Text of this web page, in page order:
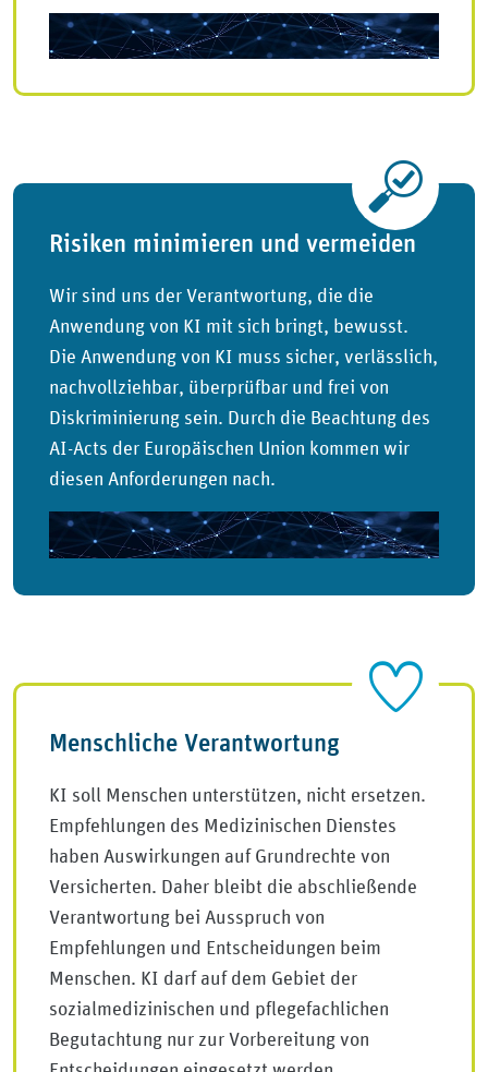
Risiken minimieren und vermeiden
Wir sind uns der Verantwortung, die die
Anwendung von KI mit sich bringt, bewusst.
Die Anwendung von KI muss sicher, verlässlich,
nachvollziehbar, überprüfbar und frei von
Diskriminierung sein. Durch die Beachtung des
AI-Acts der Europäischen Union kommen wir
diesen Anforderungen nach.
Menschliche Verantwortung
KI soll Menschen unterstützen, nicht ersetzen.
Empfehlungen des Medizinischen Dienstes
haben Auswirkungen auf Grundrechte von
Versicherten. Daher bleibt die abschließende
Verantwortung bei Ausspruch von
Empfehlungen und Entscheidungen beim
Menschen. KI darf auf dem Gebiet der
sozialmedizinischen und pflegefachlichen
Begutachtung nur zur Vorbereitung von